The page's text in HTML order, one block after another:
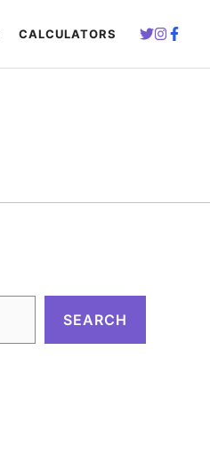
CALCULATORS
SEARCH